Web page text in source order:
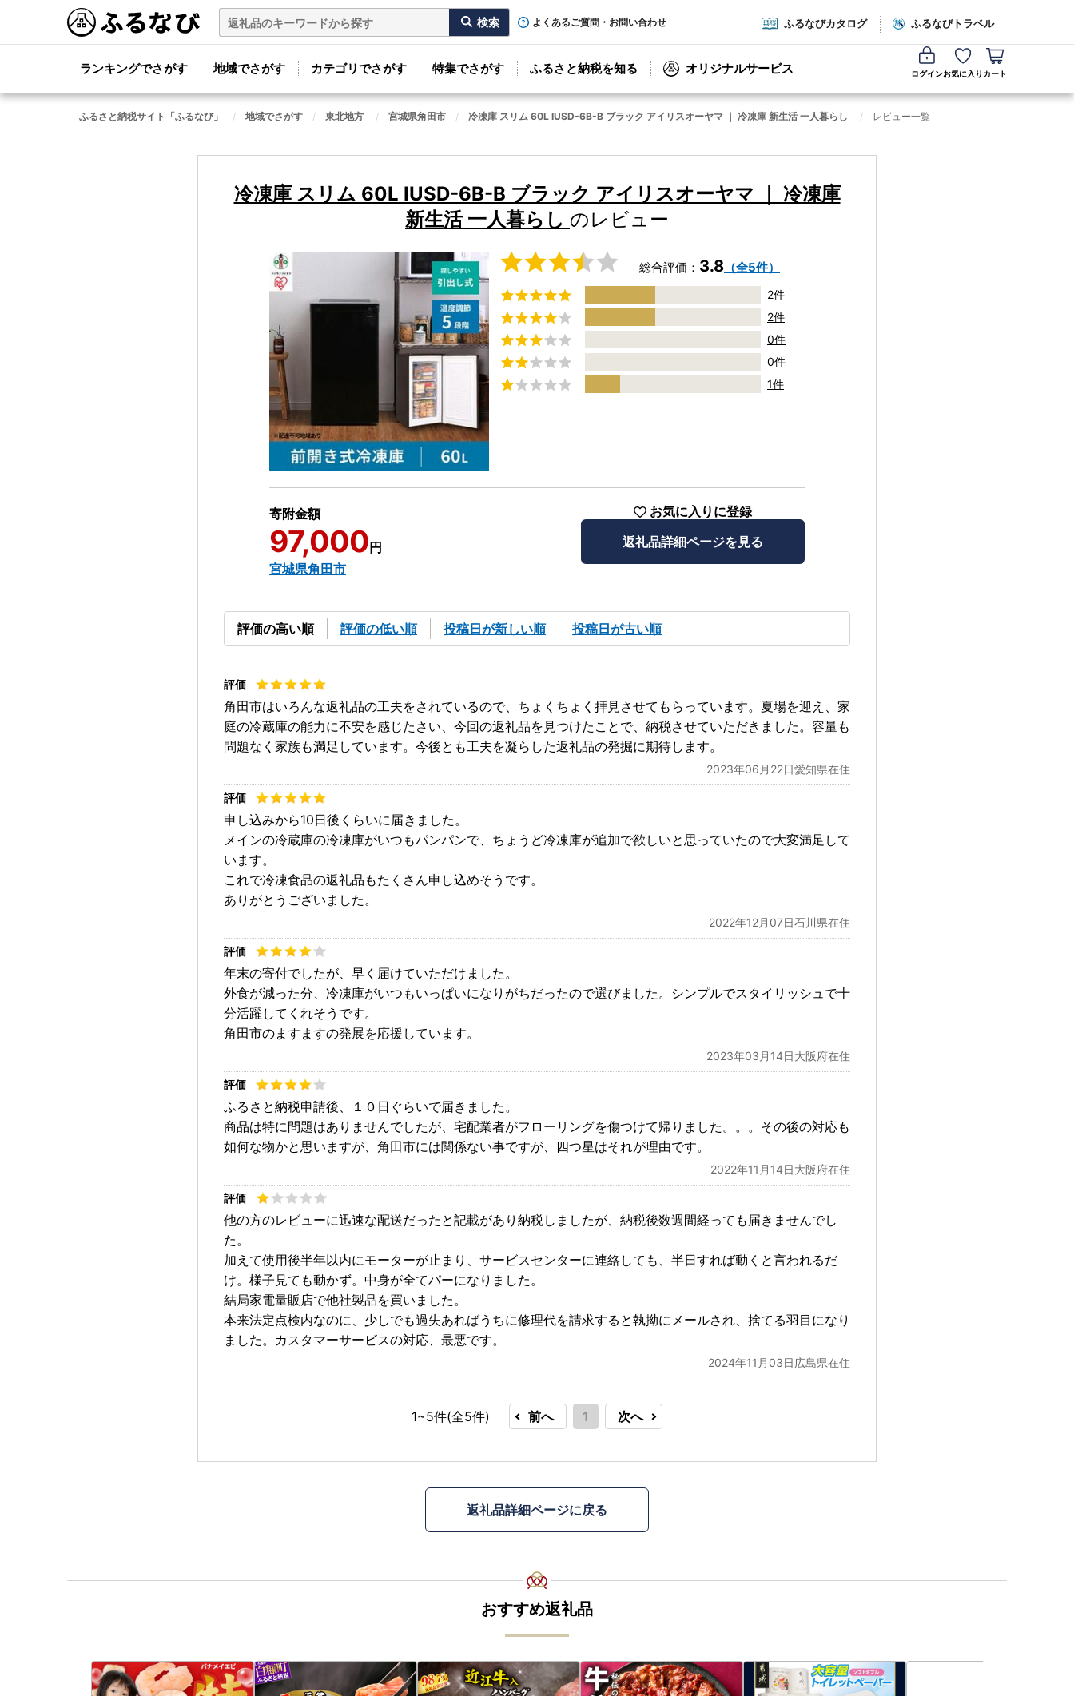
よくあるご質問・お問い合わせ ふるなびカタログ ふるなびトラベル
ランキングでさがす 地域でさがす カテゴリでさがす 特集でさがす ふるさと納税を知る オリジナルサービス ログインお気に入り カート
ふるさと納税サイト「ふるなび」 地域でさがす 東北地方 宮城県角田市 冷凍庫 スリム 60L IUSD-6B-B ブラック アイリスオーヤマ ｜ 冷凍庫 新生活 一人暮らし レビュー一覧
冷凍庫 スリム 60L IUSD-6B-B ブラック アイリスオーヤマ ｜ 冷凍庫
新生活 一人暮らし のレビュー
総合評価： 3.8 （全5件）
2件
2件
0件
0件
1件
寄附金額
97,000 円
宮城県角田市
お気に入りに登録
返礼品詳細ページを見る
評価の高い順 評価の低い順 投稿日が新しい順 投稿日が古い順
角田市はいろんな返礼品の工夫をされているので、ちょくちょく拝見させてもらっています。夏場を迎え、家
庭の冷蔵庫の能力に不安を感じたさい、今回の返礼品を見つけたことで、納税させていただきました。容量も
問題なく家族も満足しています。今後とも工夫を凝らした返礼品の発掘に期待します。
2023年06月22日愛知県在住
申し込みから10日後くらいに届きました。
メインの冷蔵庫の冷凍庫がいつもパンパンで、ちょうど冷凍庫が追加で欲しいと思っていたので大変満足して
います。
これで冷凍食品の返礼品もたくさん申し込めそうです。
ありがとうございました。
2022年12月07日石川県在住
年末の寄付でしたが、早く届けていただけました。
外食が減った分、冷凍庫がいつもいっぱいになりがちだったので選びました。シンプルでスタイリッシュで十
分活躍してくれそうです。
角田市のますますの発展を応援しています。
2023年03月14日大阪府在住
ふるさと納税申請後、１０日ぐらいで届きました。
商品は特に問題はありませんでしたが、宅配業者がフローリングを傷つけて帰りました。。。その後の対応も
如何な物かと思いますが、角田市には関係ない事ですが、四つ星はそれが理由です。
2022年11月14日大阪府在住
他の方のレビューに迅速な配送だったと記載があり納税しましたが、納税後数週間経っても届きませんでし
た。
加えて使用後半年以内にモーターが止まり、サービスセンターに連絡しても、半日すれば動くと言われるだ
け。様子見ても動かず。中身が全てパーになりました。
結局家電量販店で他社製品を買いました。
本来法定点検内なのに、少しでも過失あればうちに修理代を請求すると執拗にメールされ、捨てる羽目になり
ました。カスタマーサービスの対応、最悪です。
2024年11月03日広島県在住
1~5件(全5件) 前へ 1 次へ
返礼品詳細ページに戻る
おすすめ返礼品